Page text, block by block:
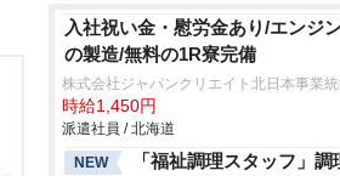
入社祝い金・慰労金あり/エンジ
の製造/無料の1R寮完備
株式会社ジャパンクリエイト北日本事業
時給1,450円
派遣社員 / 北海道
NEW
「福祉調理スタッフ」調